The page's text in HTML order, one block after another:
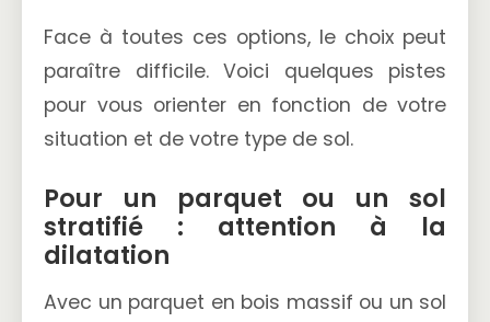
Face à toutes ces options, le choix peut
paraître difficile. Voici quelques pistes
pour vous orienter en fonction de votre
situation et de votre type de sol.
Pour un parquet ou un sol
stratifié : attention à la
dilatation
Avec un parquet en bois massif ou un sol